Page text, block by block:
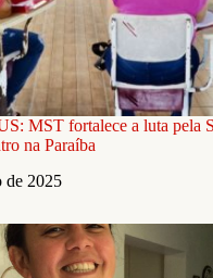
MST fortalece a luta pela
na Paraíba
de 2025